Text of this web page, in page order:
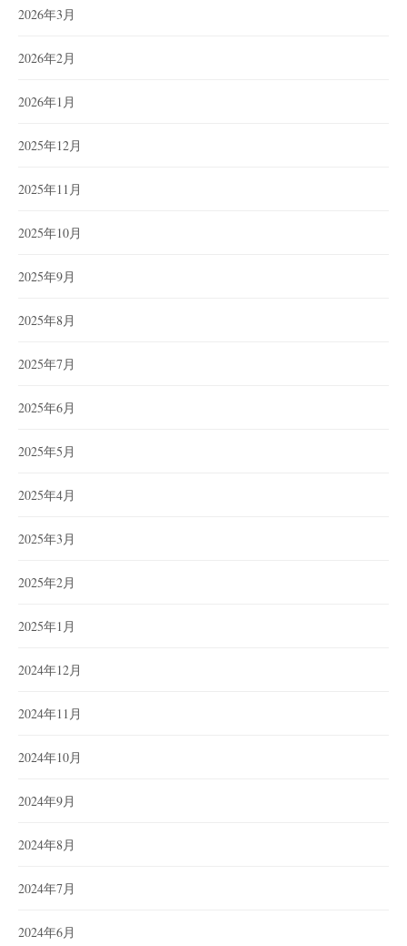
2026年3月
2026年2月
2026年1月
2025年12月
2025年11月
2025年10月
2025年9月
2025年8月
2025年7月
2025年6月
2025年5月
2025年4月
2025年3月
2025年2月
2025年1月
2024年12月
2024年11月
2024年10月
2024年9月
2024年8月
2024年7月
2024年6月